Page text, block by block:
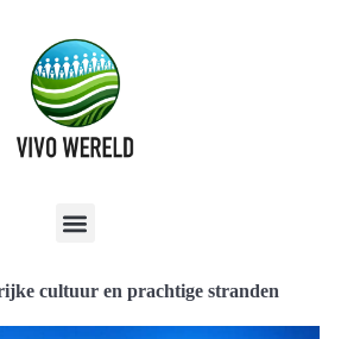
cultuur en prachtige stranden